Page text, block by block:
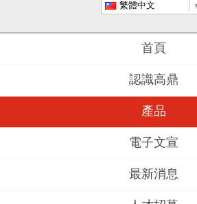
繁體中文
首頁
認識高鼎
產品
電子文宣
最新消息